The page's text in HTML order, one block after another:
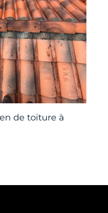
de toiture à